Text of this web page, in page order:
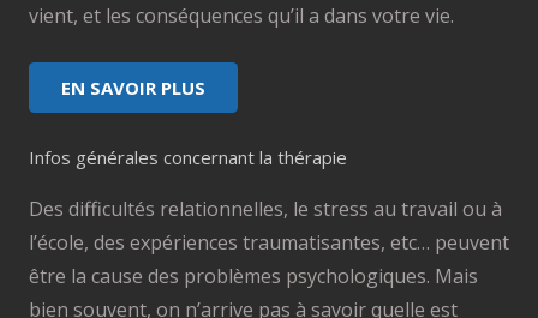
vient, et les conséquences qu’il a dans votre vie.
EN SAVOIR PLUS
Infos générales concernant la thérapie
Des difficultés relationnelles, le stress au travail ou à
l’école, des expériences traumatisantes, etc… peuvent
être la cause des problèmes psychologiques. Mais
bien souvent, on n’arrive pas à savoir quelle est